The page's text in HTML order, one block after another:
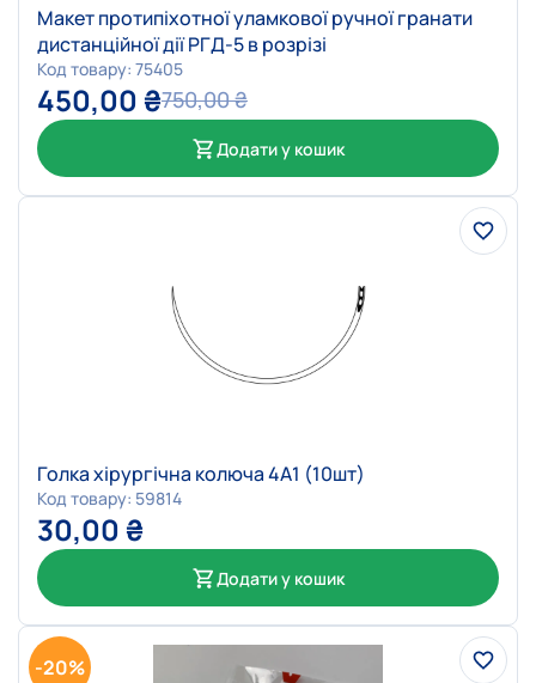
Макет протипіхотної уламкової ручної гранати
дистанційної дії РГД-5 в розрізі
Код товару: 75405
750,00₴
450,00 ₴
Додати у кошик
Голка хірургічна колюча 4А1 (10шт)
Код товару: 59814
30,00 ₴
Додати у кошик
-20%